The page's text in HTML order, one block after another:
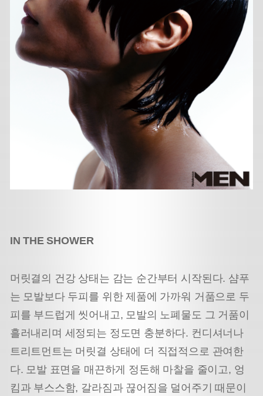
IN THE SHOWER
머릿결의 건강 상태는 감는 순간부터 시작된다. 샴푸
는 모발보다 두피를 위한 제품에 가까워 거품으로 두
피를 부드럽게 씻어내고, 모발의 노폐물도 그 거품이
흘러내리며 세정되는 정도면 충분하다. 컨디셔너나
트리트먼트는 머릿결 상태에 더 직접적으로 관여한
다. 모발 표면을 매끈하게 정돈해 마찰을 줄이고, 엉
킴과 부스스함, 갈라짐과 끊어짐을 덜어주기 때문이